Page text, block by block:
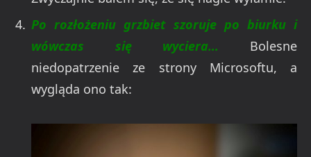
Po rozłożeniu grzbiet szoruje po biurku i
wówczas się wyciera… Bolesne
niedopatrzenie ze strony Microsoftu, a
wygląda ono tak: